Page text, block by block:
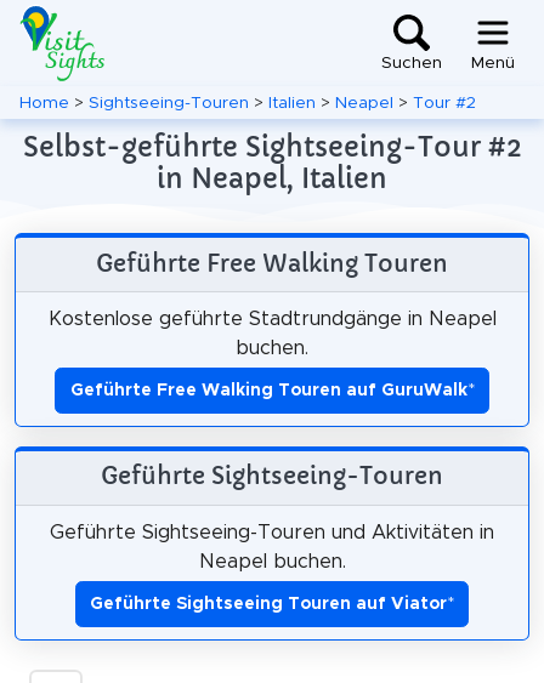
Suchen Menü
Home > Sightseeing-Touren > Italien > Neapel > Tour #2
Selbst-geführte Sightseeing-Tour #2
in Neapel, Italien
Geführte Free Walking Touren
Kostenlose geführte Stadtrundgänge in Neapel
buchen.
Geführte Free Walking Touren auf GuruWalk*
Geführte Sightseeing-Touren
Geführte Sightseeing-Touren und Aktivitäten in
Neapel buchen.
Geführte Sightseeing Touren auf Viator*